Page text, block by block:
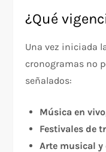
¿Qué
Una vez iniciada
cronogramas no
señalados:
Música en
Festivales de
Arte musical